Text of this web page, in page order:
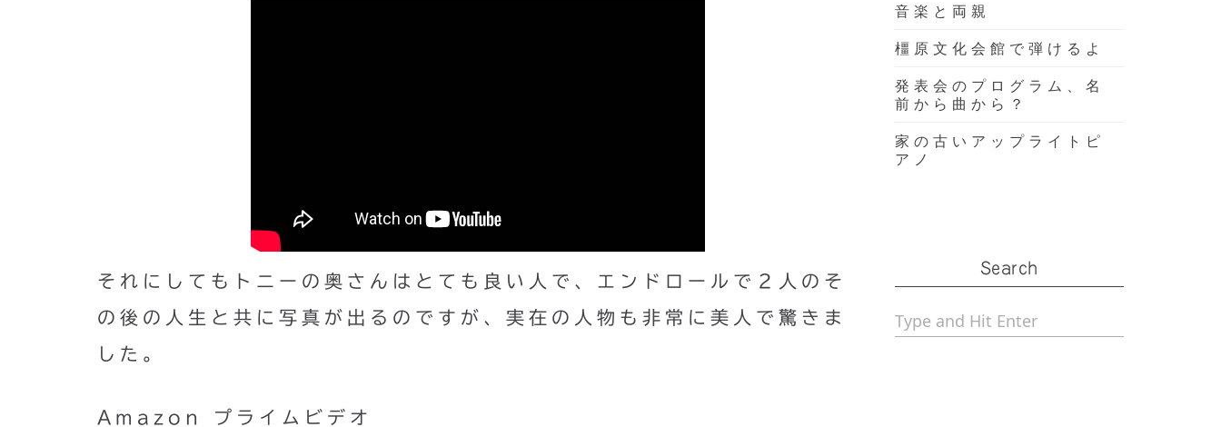
それにしてもトニーの奥さんはとても良い人で、エンドロールで２人のそ
の後の人生と共に写真が出るのですが、実在の人物も非常に美人で驚きま
した。
Amazon プライムビデオ
音楽と両親
橿原文化会館で弾けるよ
発表会のプログラム、名
前から曲から？
家の古いアップライトピ
アノ
Search